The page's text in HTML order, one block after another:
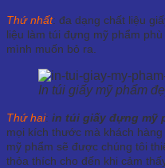
Thứ nhất: đa dạng chất liệu
liệu làm túi đựng mỹ phẩm
mình muốn bỏ ra.
In túi giấy mỹ phẩm
Thứ hai: in túi giấy đựng mỹ
mọi kích thước mà khách
mỹ phẩm sẽ được chúng tôi
thỏa thích cho đến khi cảm